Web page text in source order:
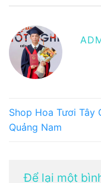
Shop Hoa Tươi Tây
Quảng Nam
Để lại một